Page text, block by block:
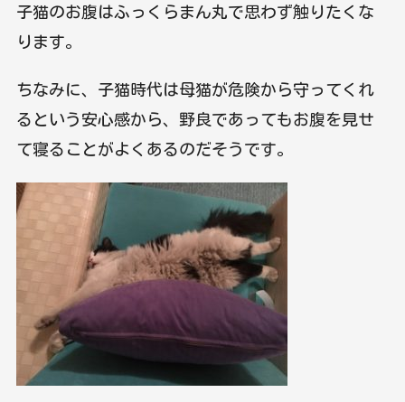
子猫のお腹はふっくらまん丸で思わず触りたくな
ります。
ちなみに、子猫時代は母猫が危険から守ってくれ
るという安心感から、野良であってもお腹を見せ
て寝ることがよくあるのだそうです。